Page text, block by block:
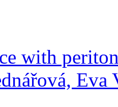
with
Eva